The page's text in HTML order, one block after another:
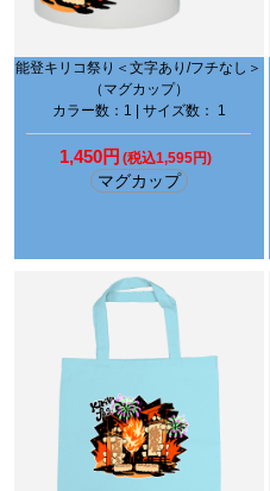
能登キリコ祭り＜文字あり/フチなし＞
（マグカップ）
カラー数：1 | サイズ数： 1
1,450円 (税込1,595円)
マグカップ